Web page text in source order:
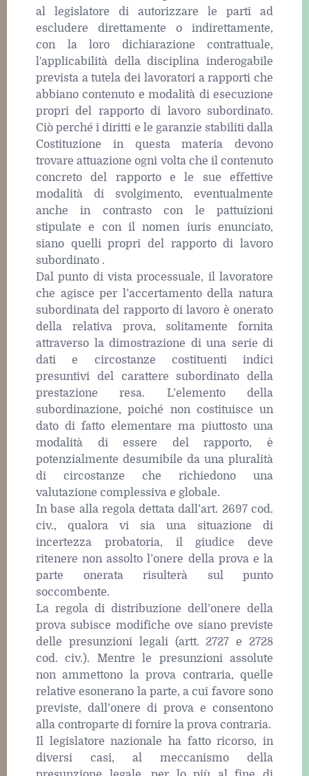
al legislatore di autorizzare le parti ad
escludere direttamente o indirettamente,
con la loro dichiarazione contrattuale,
l'applicabilità della disciplina inderogabile
prevista a tutela dei lavoratori a rapporti che
abbiano contenuto e modalità di esecuzione
propri del rapporto di lavoro subordinato.
Ciò perché i diritti e le garanzie stabiliti dalla
Costituzione in questa materia devono
trovare attuazione ogni volta che il contenuto
concreto del rapporto e le sue effettive
modalità di svolgimento, eventualmente
anche in contrasto con le pattuizioni
stipulate e con il nomen iuris enunciato,
siano quelli propri del rapporto di lavoro
subordinato .
Dal punto di vista processuale, il lavoratore
che agisce per l’accertamento della natura
subordinata del rapporto di lavoro è onerato
della relativa prova, solitamente fornita
attraverso la dimostrazione di una serie di
dati e circostanze costituenti indici
presuntivi del carattere subordinato della
prestazione resa. L’elemento della
subordinazione, poiché non costituisce un
dato di fatto elementare ma piuttosto una
modalità di essere del rapporto, è
potenzialmente desumibile da una pluralità
di circostanze che richiedono una
valutazione complessiva e globale.
In base alla regola dettata dall’art. 2697 cod.
civ., qualora vi sia una situazione di
incertezza probatoria, il giudice deve
ritenere non assolto l’onere della prova e la
parte onerata risulterà sul punto
soccombente.
La regola di distribuzione dell’onere della
prova subisce modifiche ove siano previste
delle presunzioni legali (artt. 2727 e 2728
cod. civ.). Mentre le presunzioni assolute
non ammettono la prova contraria, quelle
relative esonerano la parte, a cui favore sono
previste, dall’onere di prova e consentono
alla controparte di fornire la prova contraria.
Il legislatore nazionale ha fatto ricorso, in
diversi casi, al meccanismo della